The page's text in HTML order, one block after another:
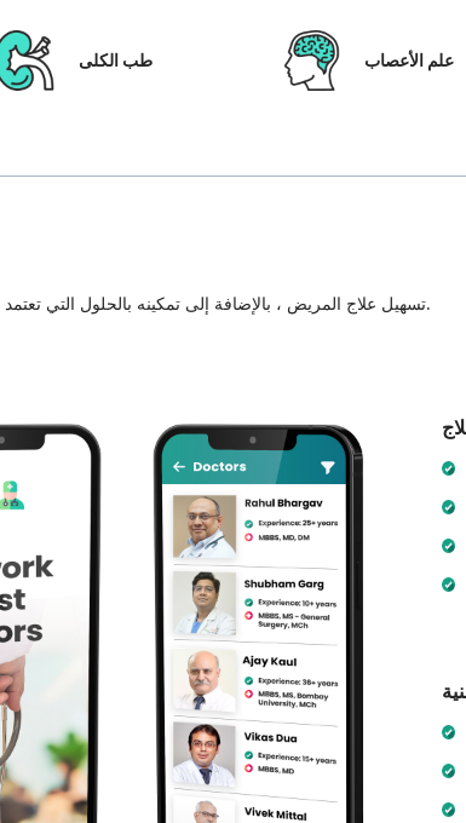
طب الكلى علم الأعصاب
تسهيل علاج المريض ، بالإضافة إلى تمكينه بالحلول التي تعتمد على التكنولوجيا ونظام رعاية المرضى والشفافية في كل خطوة من خطوات رحلة العلاج.